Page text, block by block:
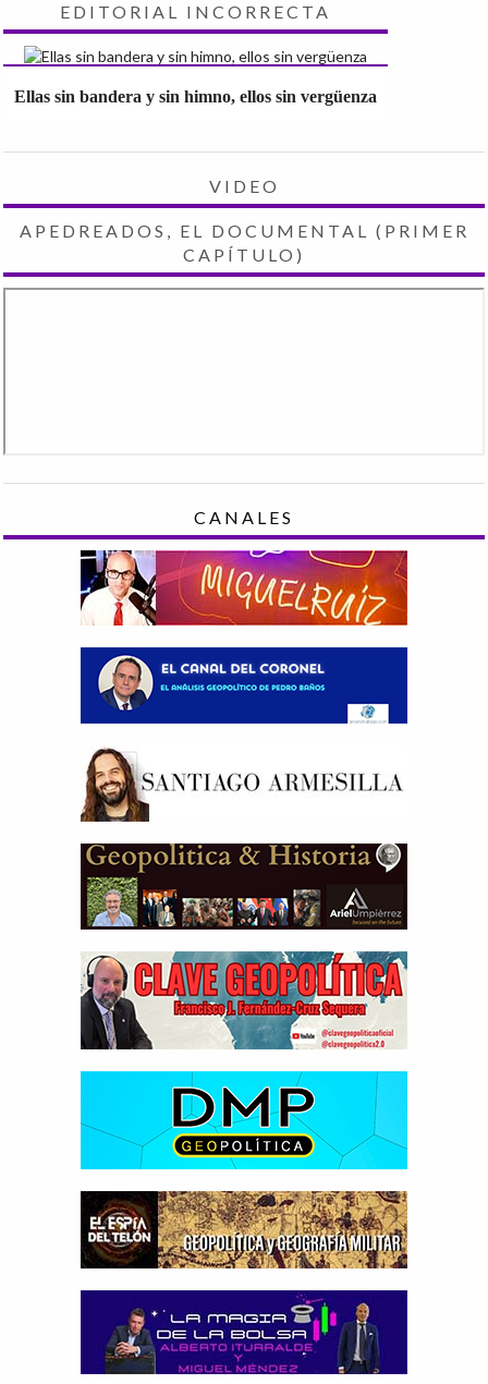
EDITORIAL INCORRECTA
Ellas sin bandera y sin himno, ellos sin vergüenza
VIDEO
APEDREADOS, EL DOCUMENTAL (PRIMER
CAPÍTULO)
CANALES